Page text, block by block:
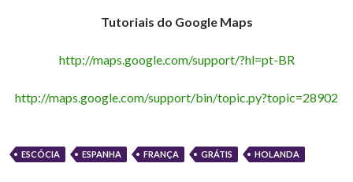
Tutoriais do Google Maps
http://maps.google.com/support/?hl=pt-BR
http://maps.google.com/support/bin/topic.py?topic=28902
ESCÓCIA ESPANHA FRANÇA GRÁTIS HOLANDA